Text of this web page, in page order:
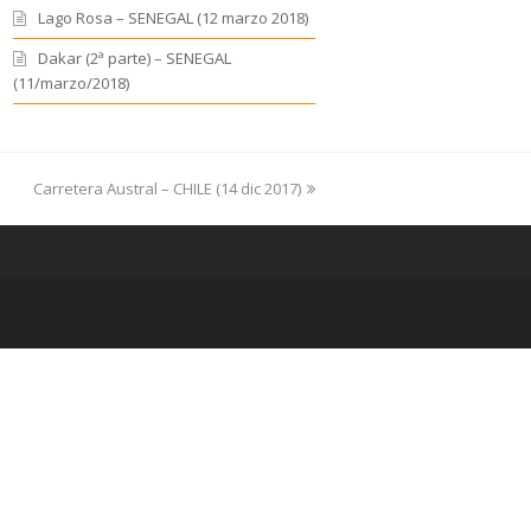
Lago Rosa – SENEGAL (12 marzo 2018)
Dakar (2ª parte) – SENEGAL
(11/marzo/2018)
next
Carretera Austral – CHILE (14 dic 2017)